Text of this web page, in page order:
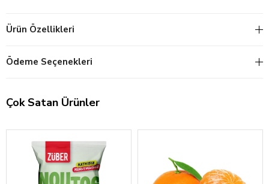
Ürün Özellikleri
Ödeme Seçenekleri
Çok Satan Ürünler